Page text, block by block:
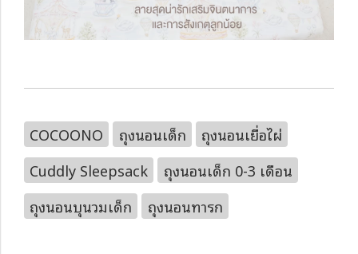
COCOONO ถุงนอนเด็ก
ถุงนอนเยื่อไผ่
Cuddly Sleepsack
ถุงนอนเด็ก 0-3 เดือน
ถุงนอนบุนวมเด็ก
ถุงนอนทารก